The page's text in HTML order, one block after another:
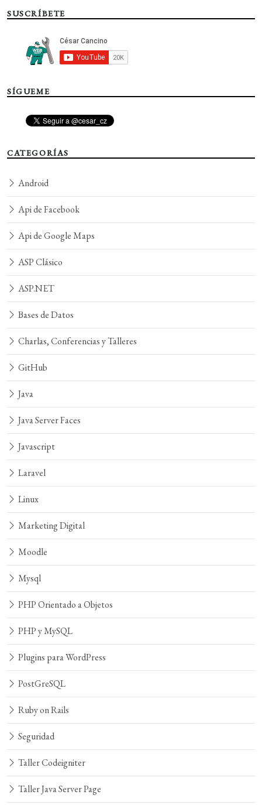
SUSCRÍBETE
SÍGUEME
CATEGORÍAS
Android
Api de Facebook
Api de Google Maps
ASP Clásico
ASP.NET
Bases de Datos
Charlas, Conferencias y Talleres
GitHub
Java
Java Server Faces
Javascript
Laravel
Linux
Marketing Digital
Moodle
Mysql
PHP Orientado a Objetos
PHP y MySQL
Plugins para WordPress
PostGreSQL
Ruby on Rails
Seguridad
Taller Codeigniter
Taller Java Server Page